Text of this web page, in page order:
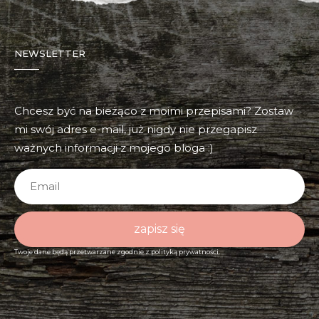
NEWSLETTER
Chcesz być na bieżąco z moimi przepisami? Zostaw
mi swój adres e-mail, już nigdy nie przegapisz
ważnych informacji z mojego bloga :)
zapisz się
Twoje dane będą przetwarzane zgodnie zpolityką prywatności.